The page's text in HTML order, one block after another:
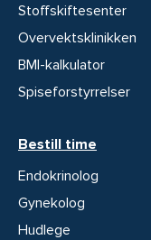
Stoffskiftesenter
Overvektsklinikken
BMI-kalkulator
Spiseforstyrrelser
Bestill time
Endokrinolog
Gynekolog
Hudlege